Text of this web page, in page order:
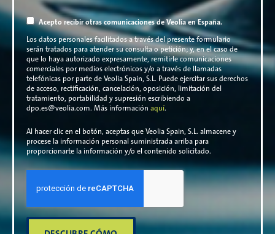
Acepto recibir otras comunicaciones de Veolia en España.
Los datos personales facilitados a través del presente formulario
serán tratados para atender su consulta o petición; y, en el caso de
que lo haya autorizado expresamente, remitirle comunicaciones
comerciales por medios electrónicos y/o a través de llamadas
telefónicas por parte de Veolia Spain, S.L. Puede ejercitar sus derechos
de acceso, rectificación, cancelación, oposición, limitación del
tratamiento, portabilidad y supresión escribiendo a
dpo.es@veolia.com. Más información aquí.
Al hacer clic en el botón, aceptas que Veolia Spain, S.L. almacene y
procese la información personal suministrada arriba para
proporcionarte la información y/o el contenido solicitado.